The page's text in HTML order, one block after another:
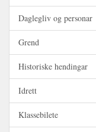
Daglegliv og personar
Grend
Historiske hendingar
Idrett
Klassebilete